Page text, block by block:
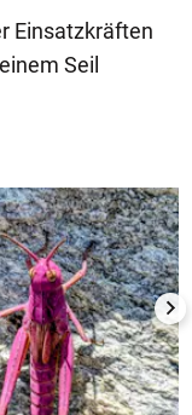
Einsatzkräften
Seil